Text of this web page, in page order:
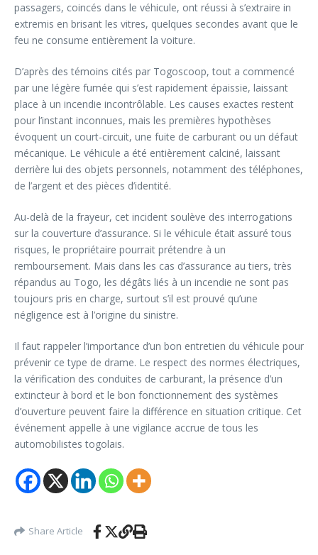
passagers, coincés dans le véhicule, ont réussi à s’extraire in
extremis en brisant les vitres, quelques secondes avant que le
feu ne consume entièrement la voiture.
D’après des témoins cités par Togoscoop, tout a commencé
par une légère fumée qui s’est rapidement épaissie, laissant
place à un incendie incontrôlable. Les causes exactes restent
pour l’instant inconnues, mais les premières hypothèses
évoquent un court-circuit, une fuite de carburant ou un défaut
mécanique. Le véhicule a été entièrement calciné, laissant
derrière lui des objets personnels, notamment des téléphones,
de l’argent et des pièces d’identité.
Au-delà de la frayeur, cet incident soulève des interrogations
sur la couverture d’assurance. Si le véhicule était assuré tous
risques, le propriétaire pourrait prétendre à un
remboursement. Mais dans les cas d’assurance au tiers, très
répandus au Togo, les dégâts liés à un incendie ne sont pas
toujours pris en charge, surtout s’il est prouvé qu’une
négligence est à l’origine du sinistre.
Il faut rappeler l’importance d’un bon entretien du véhicule pour
prévenir ce type de drame. Le respect des normes électriques,
la vérification des conduites de carburant, la présence d’un
extincteur à bord et le bon fonctionnement des systèmes
d’ouverture peuvent faire la différence en situation critique. Cet
événement appelle à une vigilance accrue de tous les
automobilistes togolais.
Share Article